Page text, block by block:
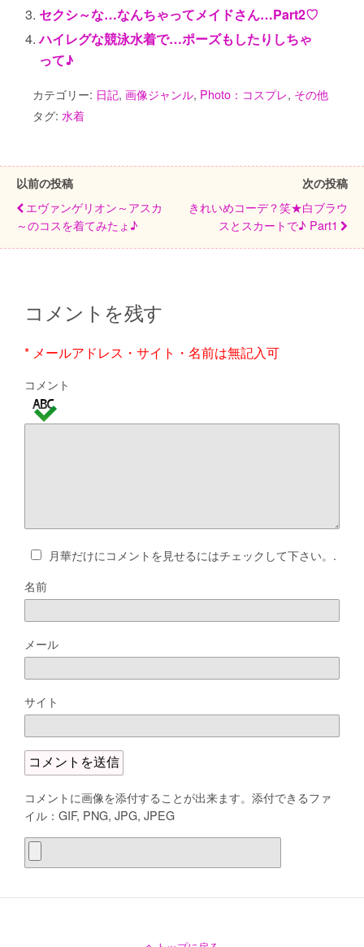
o
k
セクシ～な…なんちゃってメイドさん…Part2♡
ハイレグな競泳水着で…ポーズもしたりしちゃ
って♪
カテゴリー: 日記, 画像ジャンル, Photo：コスプレ, その他
タグ: 水着
以前の投稿
エヴァンゲリオン～アスカ
～のコスを着てみたょ♪
次の投稿
きれいめコーデ？笑★白ブラウ
スとスカートで♪ Part1
コメントを残す
* メールアドレス・サイト・名前は無記入可
コメント
月華だけにコメントを見せるにはチェックして下さい。.
名前
メール
サイト
コメントに画像を添付することが出来ます。添付できるファ
イル：GIF, PNG, JPG, JPEG